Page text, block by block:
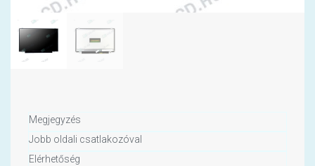
Megjegyzés
Jobb oldali csatlakozóval
Elérhetőség